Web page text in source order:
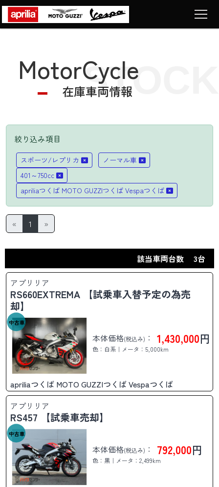
Motorcycle
車両販売
News
Company
Contact
お問い合わせ
MotorCycle
在庫車両情報
STOCK
LIST
絞り込み項目
スポーツ/レプリカ
ノーマル車
401～750cc
apriliaつくば MOTO GUZZIつくば Vespaつくば
« 1 »
該当車両台数 3台
アプリリア
RS660EXTREMA 【試乗車入替予定の為売
却】
中古車
本体価格(税込み) ： 1,430,000円
色：白系｜メータ：5,000km
apriliaつくば MOTO GUZZIつくば Vespaつくば
アプリリア
RS457 【試乗車売却】
中古車
本体価格(税込み) ： 792,000円
色：黒｜メータ：2,499km